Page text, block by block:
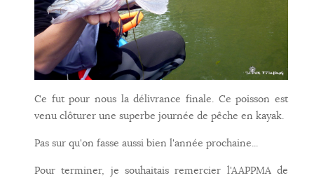
Ce fut pour nous la délivrance finale. Ce poisson est
venu clôturer une superbe journée de pêche en kayak.
Pas sur qu'on fasse aussi bien l'année prochaine...
Pour terminer, je souhaitais remercier l'AAPPMA de